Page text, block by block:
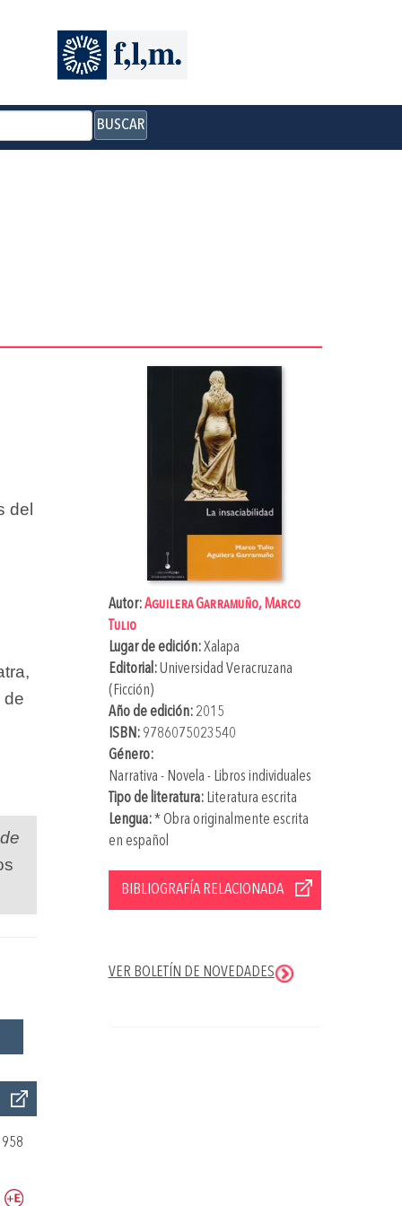
BUSCAR
Autor:Aguilera Garramuño, Marco
Tulio
Lugar de edición:Xalapa
Editorial:Universidad Veracruzana
(Ficción)
Año de edición:2015
ISBN: 9786075023540
Género:
Narrativa - Novela - Libros individuales
Tipo de literatura:Literatura escrita
Lengua:* Obra originalmente escrita
en español
BIBLIOGRAFÍA RELACIONADA
VER BOLETÍN DE NOVEDADES
del
de